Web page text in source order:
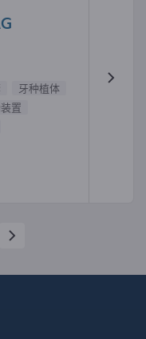
牙种植体
置